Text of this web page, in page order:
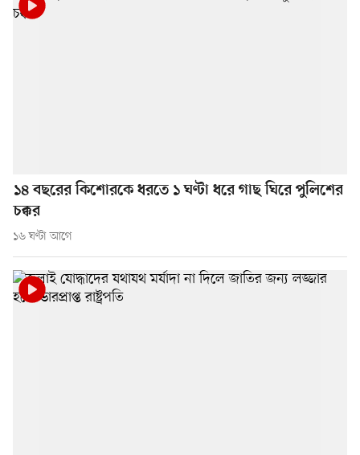
১৪ বছরের কিশোরকে ধরতে ১ ঘণ্টা ধরে গাছ ঘিরে পুলিশের
চক্কর
১৬ ঘণ্টা আগে